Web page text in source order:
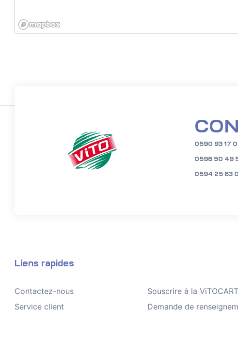
0590 93 17
0596 50 49
0594 25 63
Liens rapides
Contactez-nous
Service client
Souscrire à la
Demande de